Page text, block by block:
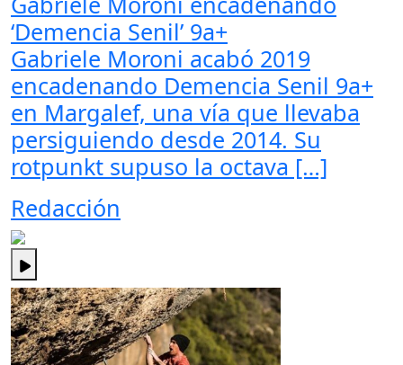
‘Demencia Senil’ 9a+
Gabriele Moroni acabó 2019
encadenando Demencia Senil 9a+
en Margalef, una vía que llevaba
persiguiendo desde 2014. Su
rotpunkt supuso la octava […]
Redacción